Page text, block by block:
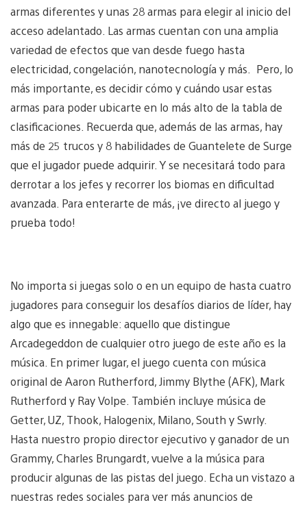
armas diferentes y unas 28 armas para elegir al inicio del
acceso adelantado. Las armas cuentan con una amplia
variedad de efectos que van desde fuego hasta
electricidad, congelación, nanotecnología y más. Pero, lo
más importante, es decidir cómo y cuándo usar estas
armas para poder ubicarte en lo más alto de la tabla de
clasificaciones. Recuerda que, además de las armas, hay
más de 25 trucos y 8 habilidades de Guantelete de Surge
que el jugador puede adquirir. Y se necesitará todo para
derrotar a los jefes y recorrer los biomas en dificultad
avanzada. Para enterarte de más, ¡ve directo al juego y
prueba todo!
No importa si juegas solo o en un equipo de hasta cuatro
jugadores para conseguir los desafíos diarios de líder, hay
algo que es innegable: aquello que distingue
Arcadegeddon de cualquier otro juego de este año es la
música. En primer lugar, el juego cuenta con música
original de Aaron Rutherford, Jimmy Blythe (AFK), Mark
Rutherford y Ray Volpe. También incluye música de
Getter, UZ, Thook, Halogenix, Milano, South y Swrly.
Hasta nuestro propio director ejecutivo y ganador de un
Grammy, Charles Brungardt, vuelve a la música para
producir algunas de las pistas del juego. Echa un vistazo a
nuestras redes sociales para ver más anuncios de